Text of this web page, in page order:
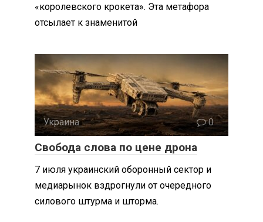
«королевского крокета». Эта метафора
отсылает к знаменитой
Украина 0
Свобода слова по цене дрона
7 июля украинский оборонный сектор и
медиарынок вздрогнули от очередного
силового штурма и шторма.